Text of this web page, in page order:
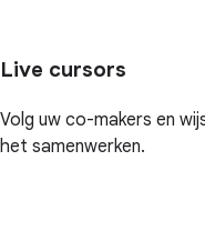
Live cursors
Volg uw co-makers en
het samenwerken.